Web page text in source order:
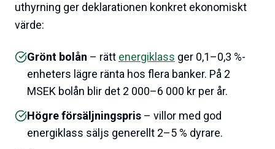
uthyrning ger deklarationen konkret ekonomiskt
värde:
Grönt bolån – rätt energiklass ger 0,1–0,3 %-
enheters lägre ränta hos flera banker. På 2
MSEK bolån blir det 2 000–6 000 kr per år.
Högre försäljningspris – villor med god
energiklass säljs generellt 2–5 % dyrare.